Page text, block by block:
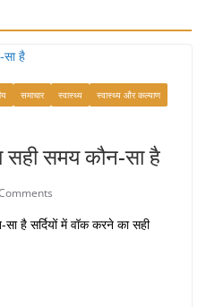
शॉर्टकट्स जो आपकी
7, 2026 0 Comments
समाचार स्वास्थ्य
स्वास्थ्य और कल्याण
सही समय कौन-सा है
है सर्दियों में वॉक करने का सही